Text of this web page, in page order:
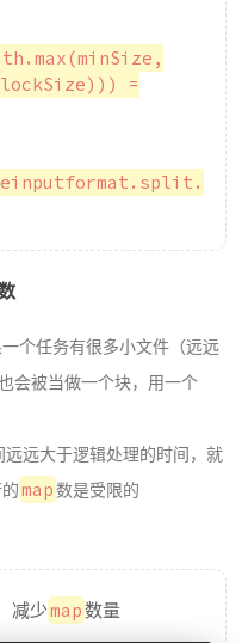
=
个任务有很多小文件（远远
会被当做一个块，用一个
远大于逻辑处理的时间，就
map数是受限的
减少map数量